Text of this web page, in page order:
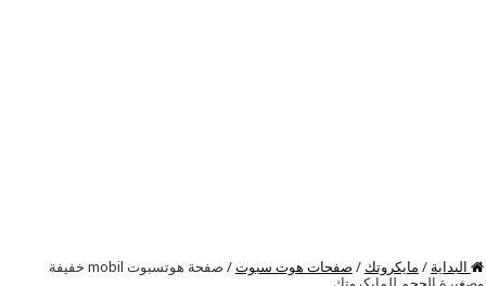
البداية / مايكروتك / صفحات هوت سبوت /
صفحة هوتسبوت mobil خفيفة